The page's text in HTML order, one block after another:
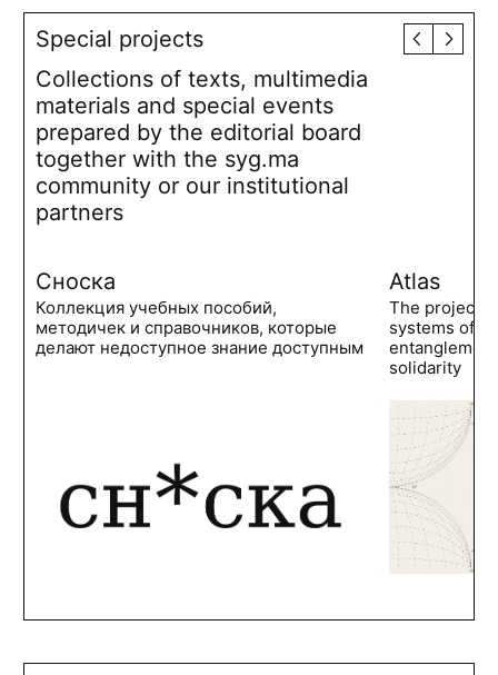
Special projects
Collections of texts, multimedia
materials and special events
prepared by the editorial board
together with the syg.ma
community or our institutional
partners
Сноска
Коллекция учебных пособий,
методичек и справочников, которые
делают недоступное знание доступным
Atlas
The project
systems of
solidarity